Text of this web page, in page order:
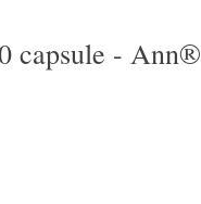
capsule - Ann®